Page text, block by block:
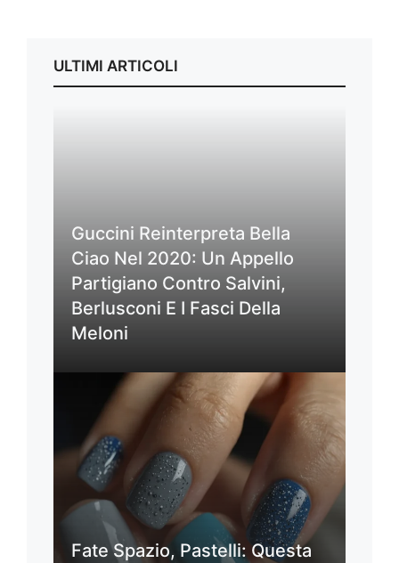
ULTIMI ARTICOLI
Guccini Reinterpreta Bella
Ciao Nel 2020: Un Appello
Partigiano Contro Salvini,
Berlusconi E I Fasci Della
Meloni
Fate Spazio, Pastelli: Questa